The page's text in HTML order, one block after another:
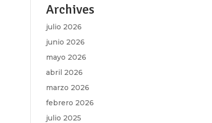
Archives
julio 2026
junio 2026
mayo 2026
abril 2026
marzo 2026
febrero 2026
julio 2025